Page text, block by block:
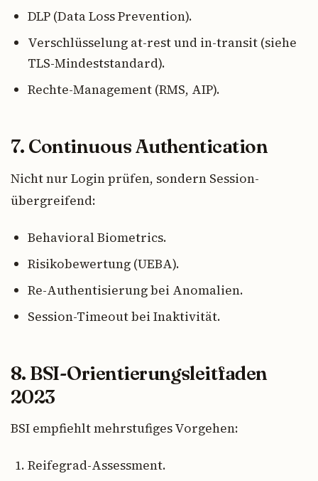
DLP (Data Loss Prevention).
Verschlüsselung at-rest und in-transit (siehe
TLS-Mindeststandard).
Rechte-Management (RMS, AIP).
7. Continuous Authentication
Nicht nur Login prüfen, sondern Session-
übergreifend:
Behavioral Biometrics.
Risikobewertung (UEBA).
Re-Authentisierung bei Anomalien.
Session-Timeout bei Inaktivität.
8. BSI-Orientierungsleitfaden
2023
BSI empfiehlt mehrstufiges Vorgehen:
Reifegrad-Assessment.